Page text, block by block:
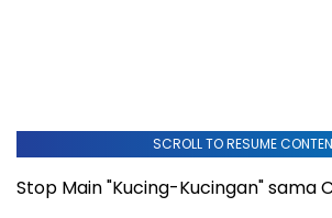
SCROLL TO RESUME
Stop Main "Kucing-Kucingan" sama